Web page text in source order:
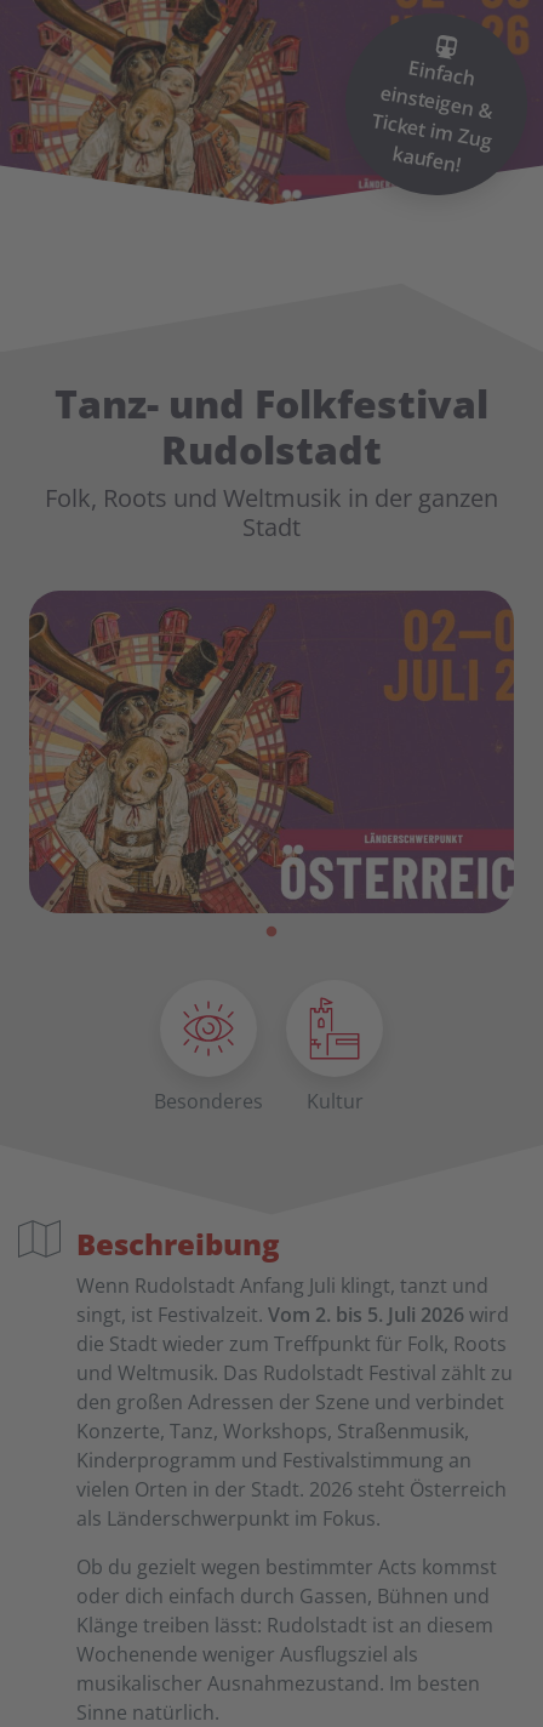
Einfach
einsteigen &
Ticket im
Zug
kaufen!
Tanz- und Folkfestival
Rudolstadt
Folk, Roots und Weltmusik in der ganzen
Stadt
Besonderes Kultur
Beschreibung
Wenn Rudolstadt Anfang Juli klingt, tanzt und
singt, ist Festivalzeit. Vom 2. bis 5. Juli 2026wird
die Stadt wieder zum Treffpunkt für Folk, Roots
und Weltmusik. Das Rudolstadt Festival zählt zu
den großen Adressen der Szene und verbindet
Konzerte, Tanz, Workshops, Straßenmusik,
Kinderprogramm und Festivalstimmung an
vielen Orten in der Stadt. 2026 steht Österreich
als Länderschwerpunkt im Fokus.
Ob du gezielt wegen bestimmter Acts kommst
oder dich einfach durch Gassen, Bühnen und
Klänge treiben lässt: Rudolstadt ist an diesem
Wochenende weniger Ausflugsziel als
musikalischer Ausnahmezustand. Im besten
Sinne natürlich.